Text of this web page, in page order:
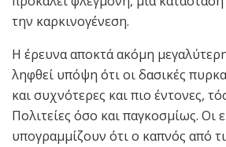
την καρκινογένεση.
Η έρευνα αποκτά ακόμη
ληφθεί υπόψη ότι οι δασικές
και συχνότερες και πιο έντονες,
Πολιτείες όσο και παγκοσμίως. Οι
υπογραμμίζουν ότι ο καπνός από